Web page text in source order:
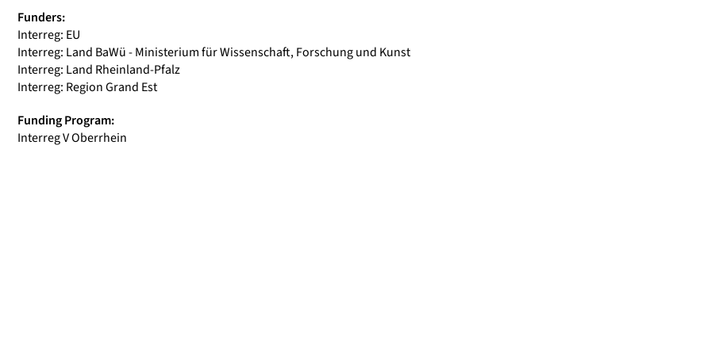
Funders:
Interreg: EU
Interreg: Land BaWü - Ministerium für Wissenschaft, Forschung und Kunst
Interreg: Land Rheinland-Pfalz
Interreg: Region Grand Est
Funding Program:
Interreg V Oberrhein